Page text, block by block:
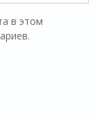
в этом